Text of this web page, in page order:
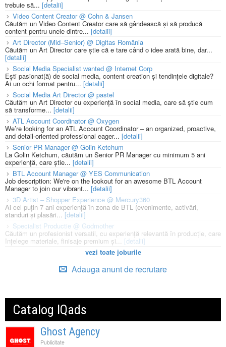
trebuie să... [detalii]
Video Content Creator @ Cohn & Jansen
Căutăm un Video Content Creator care să gândească și să producă
content pentru unele dintre... [detalii]
Art Director (Mid–Senior) @ Digitas România
Căutăm un Art Director care știe că e tare când o idee arată bine, dar...
[detalii]
Social Media Specialist wanted @ Internet Corp
Ești pasionat(ă) de social media, content creation și tendințele digitale?
Ai un ochi format pentru... [detalii]
Social Media Art Director @ pastel
Căutăm un Art Director cu experiență în social media, care să știe cum
să transforme... [detalii]
ATL Account Coordinator @ Oxygen
We’re looking for an ATL Account Coordinator – an organized, proactive,
and detail-oriented professional eager... [detalii]
Senior PR Manager @ Golin Ketchum
La Golin Ketchum, căutăm un Senior PR Manager cu minimum 5 ani
experiență, care știe... [detalii]
BTL Account Manager @ YES Communication
Job description: We're on the lookout for an awesome BTL Account
Manager to join our vibrant... [detalii]
3D Artist – Shopper Experience @ Mercury360
Ai cel puțin 7 ani experiență în zona de BTL (evenimente, activări,
standuri și plasări... [detalii]
Specialist Productie @ Godmother
Căutăm un profesionist versatil, cu experiență relevantă în producție, care
înțelege materiale, finisaje premium și... [detalii]
vezi toate joburile
Adauga anunt de recrutare
Catalog IQads
Ghost Agency
Publicitate